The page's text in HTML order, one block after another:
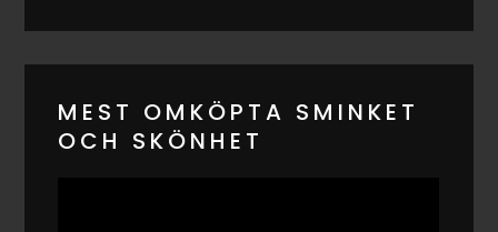
MEST OMKÖPTA SMINKET
OCH SKÖNHET